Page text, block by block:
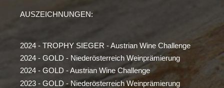
AUSZEICHNUNGEN:
2024 - TROPHY SIEGER - Austrian Wine Challenge
2024 - GOLD - Niederösterreich Weinprämierung
2024 - GOLD - Austrian Wine Challenge
2023 - GOLD - Niederösterreich Weinprämierung